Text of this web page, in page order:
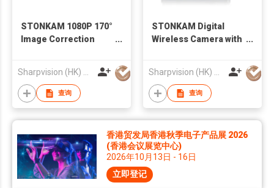
STONKAM 1080P 170°
Image Correction
Sharpvision (HK) Co
查询
STONKAM Digital
Wireless Camera with
Sharpvision (HK) Co
查询
香港贸发局香港秋季电子产品展 2026
(香港会议展览中心)
2026年10月13日 - 16日
立即登记